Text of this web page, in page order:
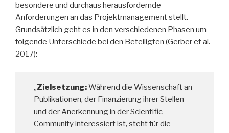
besondere und durchaus herausfordernde
Anforderungen an das Projektmanagement stellt.
Grundsätzlich geht es in den verschiedenen Phasen um
folgende Unterschiede bei den Beteiligten (Gerber et al.
2017):
„Zielsetzung:Während die Wissenschaft an
Publikationen, der Finanzierung ihrer Stellen
und der Anerkennung in der Scientific
Community interessiert ist, steht für die